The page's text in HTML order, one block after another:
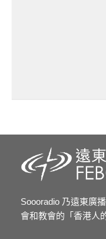
Soooradio 乃遠東廣
會和教會的「香港人